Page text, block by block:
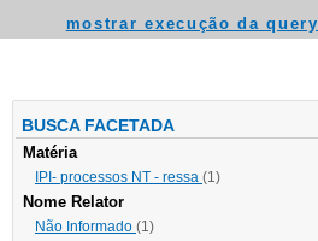
mostrar execução da query
BUSCA FACETADA
Matéria
IPI- processos NT - ressa (1)
Nome Relator
Não Informado (1)